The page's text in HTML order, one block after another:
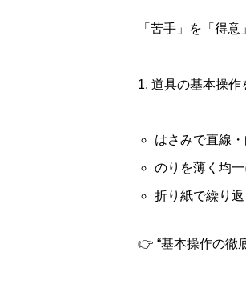
「苦手」を「得
1. 道具の基本操作
はさみで直線
のりを薄く均
折り紙で繰り
👉 “基本操作の徹